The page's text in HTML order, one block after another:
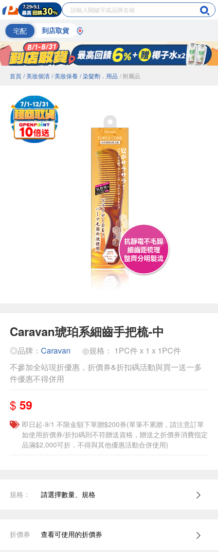
宅配 到店取貨
首頁 / 美妝個清 / 美妝保養 / 染髮劑．用品 / 附屬品
Caravan琥珀系細齒手把梳-中
◎品牌： Caravan
◎規格： 1PC件 x 1 x 1PC件
不參加全站現折優惠，折價券&折扣碼活動與買一送一多
件優惠不得併用
$ 59
即日起-9/1 不限金額下單贈$200券(單筆不累贈，請注意訂單
如使用折價券/折扣碼則不符贈送資格，贈送之折價券消費指定
品滿$2,000可折，不得與其他優惠活動合併使用)
規格： 請選擇數量、規格
折價券 查看可使用的折價券